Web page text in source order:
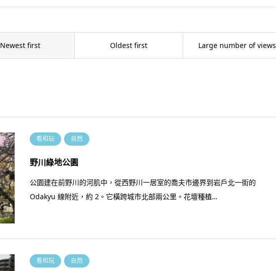
Newest first Oldest first Large number of views
看和玩 自然
野川綠地公園
公園建在前野川的河肌中，從西野川一居室的喬夫市邊界到岩戶北一街的
Odakyu 線附近，約 2。它橫跨城市北部兩公里。花壇種植…
看和玩 自然